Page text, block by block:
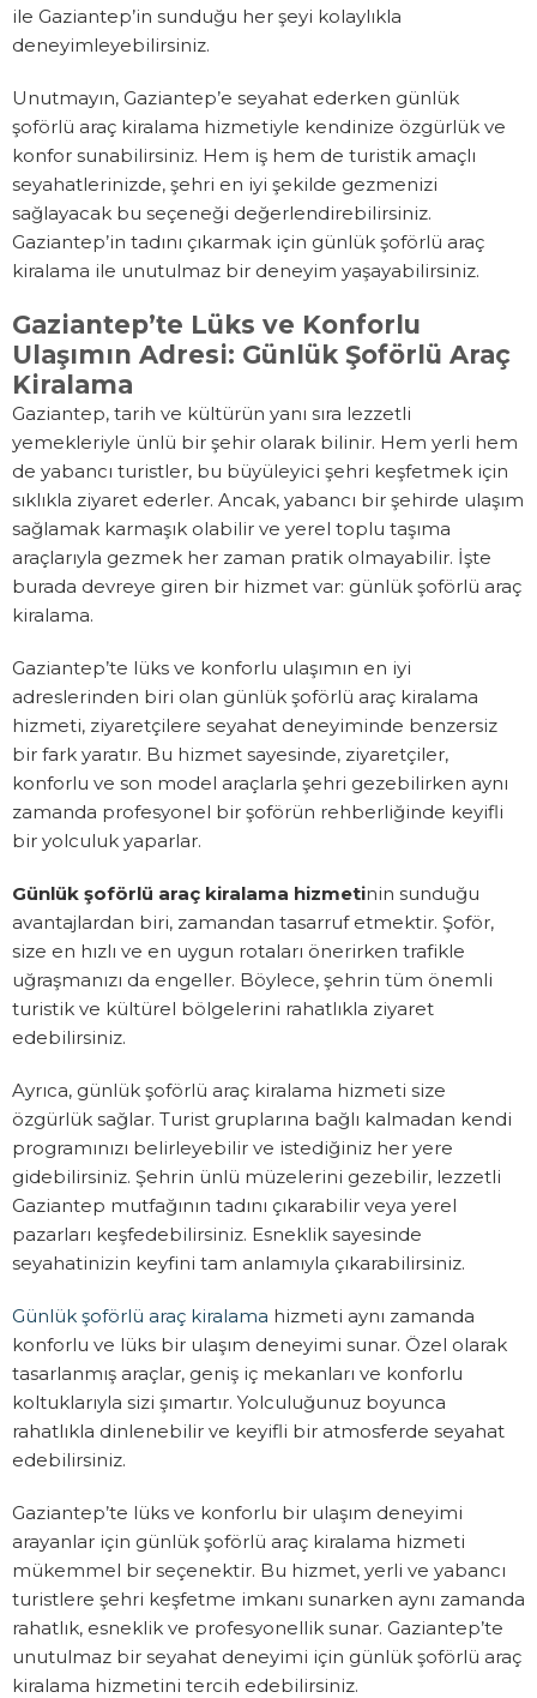
ile Gaziantep’in sunduğu her şeyi kolaylıkla
deneyimleyebilirsiniz.
Unutmayın, Gaziantep’e seyahat ederken günlük
şoförlü araç kiralama hizmetiyle kendinize özgürlük ve
konfor sunabilirsiniz. Hem iş hem de turistik amaçlı
seyahatlerinizde, şehri en iyi şekilde gezmenizi
sağlayacak bu seçeneği değerlendirebilirsiniz.
Gaziantep’in tadını çıkarmak için günlük şoförlü araç
kiralama ile unutulmaz bir deneyim yaşayabilirsiniz.
Gaziantep’te Lüks ve Konforlu
Ulaşımın Adresi: Günlük Şoförlü Araç
Kiralama
Gaziantep, tarih ve kültürün yanı sıra lezzetli
yemekleriyle ünlü bir şehir olarak bilinir. Hem yerli hem
de yabancı turistler, bu büyüleyici şehri keşfetmek için
sıklıkla ziyaret ederler. Ancak, yabancı bir şehirde ulaşım
sağlamak karmaşık olabilir ve yerel toplu taşıma
araçlarıyla gezmek her zaman pratik olmayabilir. İşte
burada devreye giren bir hizmet var: günlük şoförlü araç
kiralama.
Gaziantep’te lüks ve konforlu ulaşımın en iyi
adreslerinden biri olan günlük şoförlü araç kiralama
hizmeti, ziyaretçilere seyahat deneyiminde benzersiz
bir fark yaratır. Bu hizmet sayesinde, ziyaretçiler,
konforlu ve son model araçlarla şehri gezebilirken aynı
zamanda profesyonel bir şoförün rehberliğinde keyifli
bir yolculuk yaparlar.
Günlük şoförlü araç kiralama hizmetinin sunduğu
avantajlardan biri, zamandan tasarruf etmektir. Şoför,
size en hızlı ve en uygun rotaları önerirken trafikle
uğraşmanızı da engeller. Böylece, şehrin tüm önemli
turistik ve kültürel bölgelerini rahatlıkla ziyaret
edebilirsiniz.
Ayrıca, günlük şoförlü araç kiralama hizmeti size
özgürlük sağlar. Turist gruplarına bağlı kalmadan kendi
programınızı belirleyebilir ve istediğiniz her yere
gidebilirsiniz. Şehrin ünlü müzelerini gezebilir, lezzetli
Gaziantep mutfağının tadını çıkarabilir veya yerel
pazarları keşfedebilirsiniz. Esneklik sayesinde
seyahatinizin keyfini tam anlamıyla çıkarabilirsiniz.
Günlük şoförlü araç kiralama hizmeti aynı zamanda
konforlu ve lüks bir ulaşım deneyimi sunar. Özel olarak
tasarlanmış araçlar, geniş iç mekanları ve konforlu
koltuklarıyla sizi şımartır. Yolculuğunuz boyunca
rahatlıkla dinlenebilir ve keyifli bir atmosferde seyahat
edebilirsiniz.
Gaziantep’te lüks ve konforlu bir ulaşım deneyimi
arayanlar için günlük şoförlü araç kiralama hizmeti
mükemmel bir seçenektir. Bu hizmet, yerli ve yabancı
turistlere şehri keşfetme imkanı sunarken aynı zamanda
rahatlık, esneklik ve profesyonellik sunar. Gaziantep’te
unutulmaz bir seyahat deneyimi için günlük şoförlü araç
kiralama hizmetini tercih edebilirsiniz.